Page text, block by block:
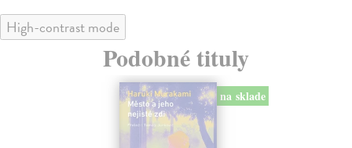
High-contrast mode
Podobné tituly
na sklade